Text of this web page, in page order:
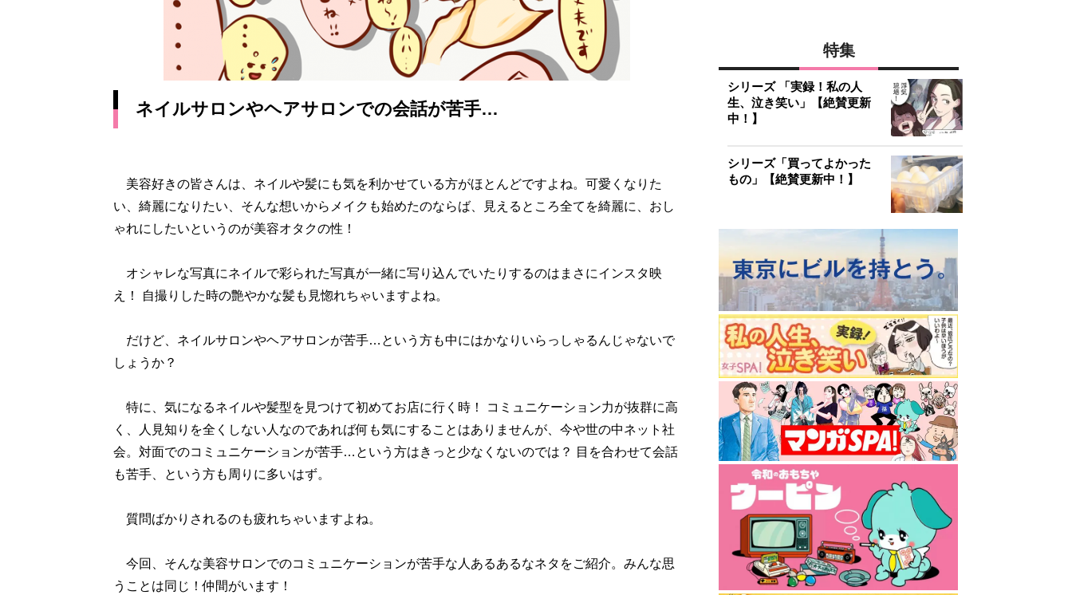
ネイルサロンやヘアサロンでの会話が苦手…
美容好きの皆さんは、ネイルや髪にも気を利かせている方がほとんどですよね。可愛くなりた
い、綺麗になりたい、そんな想いからメイクも始めたのならば、見えるところ全てを綺麗に、おし
ゃれにしたいというのが美容オタクの性！
オシャレな写真にネイルで彩られた写真が一緒に写り込んでいたりするのはまさにインスタ映
え！ 自撮りした時の艶やかな髪も見惚れちゃいますよね。
だけど、ネイルサロンやヘアサロンが苦手…という方も中にはかなりいらっしゃるんじゃないで
しょうか？
特に、気になるネイルや髪型を見つけて初めてお店に行く時！ コミュニケーション力が抜群に高
く、人見知りを全くしない人なのであれば何も気にすることはありませんが、今や世の中ネット社
会。対面でのコミュニケーションが苦手…という方はきっと少なくないのでは？ 目を合わせて会話
も苦手、という方も周りに多いはず。
質問ばかりされるのも疲れちゃいますよね。
今回、そんな美容サロンでのコミュニケーションが苦手な人あるあるなネタをご紹介。みんな思
うことは同じ！仲間がいます！
特集
シリーズ 「実録！私の人
生、泣き笑い」【絶賛更新
中！】
シリーズ「買ってよかった
もの」【絶賛更新中！】